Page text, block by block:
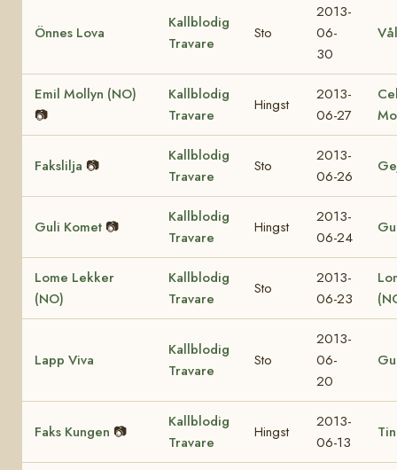
Önnes Lova
Kallblodig
Travare
Sto
2013-
06-
30
Emil Mollyn (NO)
📷
Kallblodig
Travare
Hingst
2013-
06-27
Fakslilja 📷
Kallblodig
Travare
Sto
2013-
06-26
Guli Komet 📷
Kallblodig
Travare
Hingst
2013-
06-24
Lome Lekker
(NO)
Kallblodig
Travare
Sto
2013-
06-23
Lapp Viva
Kallblodig
Travare
Sto
2013-
06-
20
Faks Kungen 📷
Kallblodig
Travare
Hingst
2013-
06-13